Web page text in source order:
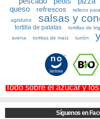
queso
refrescos relleno
agridulce
salsas y
tortilla de patatas tortillas de
avena
tortitas de maíz turrón
Todo sobre el azúcar y
Síguenos en